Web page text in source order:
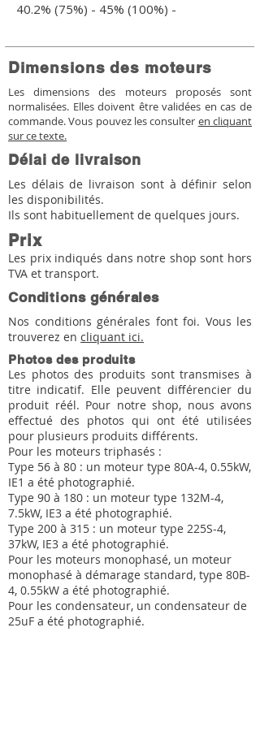
40.2% (75%) - 45% (100%) -
Dimensions des moteurs
Les dimensions des moteurs proposés sont
normalisées. Elles doivent être validées en cas de
commande. Vous pouvez les consulter en cliquant
sur ce texte.
Délai de livraison
Les délais de livraison sont à définir selon
les disponibilités.
Ils sont habituellement de quelques jours.
Prix
Les prix indiqués dans notre shop sont hors
TVA et transport.
Conditions générales
Nos conditions générales font foi. Vous les
trouverez en cliquant ici.
Photos des produits
Les photos des produits sont transmises à
titre indicatif. Elle peuvent différencier du
produit réél. Pour notre shop, nous avons
effectué des photos qui ont été utilisées
pour plusieurs produits différents.
Pour les moteurs triphasés :
Type 56 à 80 : un moteur type 80A-4, 0.55kW,
IE1 a été photographié.
Type 90 à 180 : un moteur type 132M-4,
7.5kW, IE3 a été photographié.
Type 200 à 315 : un moteur type 225S-4,
37kW, IE3 a été photographié.
Pour les moteurs monophasé, un moteur
monophasé à démarage standard, type 80B-
4, 0.55kW a été photographié.
Pour les condensateur, un condensateur de
25uF a été photographié.